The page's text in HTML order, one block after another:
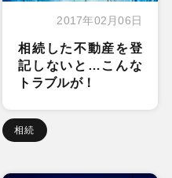
2017年02月06日
相続した不動産を登
記しないと…こんな
トラブルが！
相続